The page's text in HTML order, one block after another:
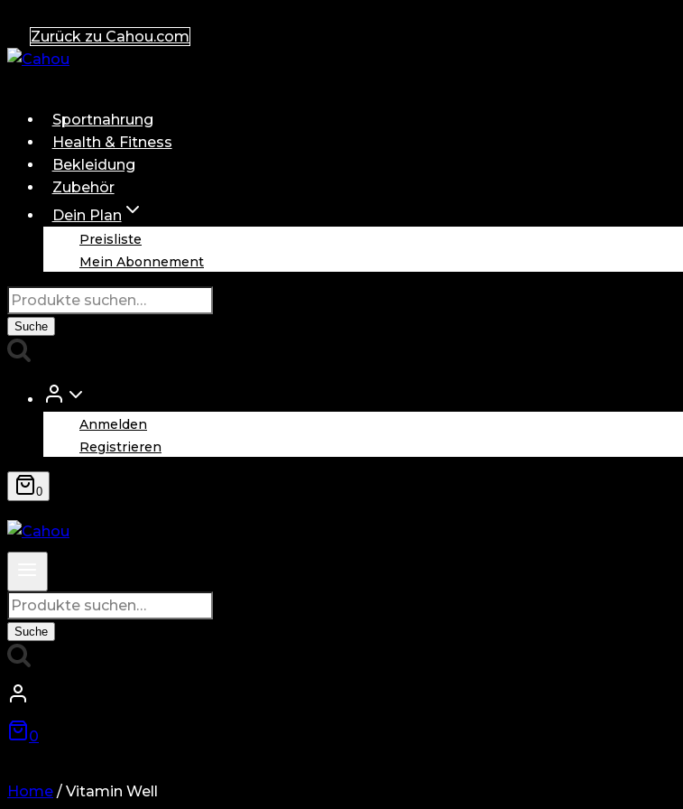
Inhalt
springen
Zurück zu Cahou.com
Sportnahrung
Health & Fitness
Bekleidung
Zubehör
Dein Plan
Preisliste
Mein Abonnement
Suche
nach:
Suche
Anmelden
Registrieren
0
Suche
nach:
Suche
0
Home / Vitamin Well